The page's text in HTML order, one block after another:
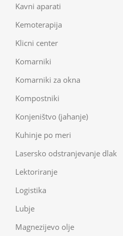
Kavni aparati
Kemoterapija
Klicni center
Komarniki
Komarniki za okna
Kompostniki
Konjeništvo (jahanje)
Kuhinje po meri
Lasersko odstranjevanje dlak
Lektoriranje
Logistika
Lubje
Magnezijevo olje